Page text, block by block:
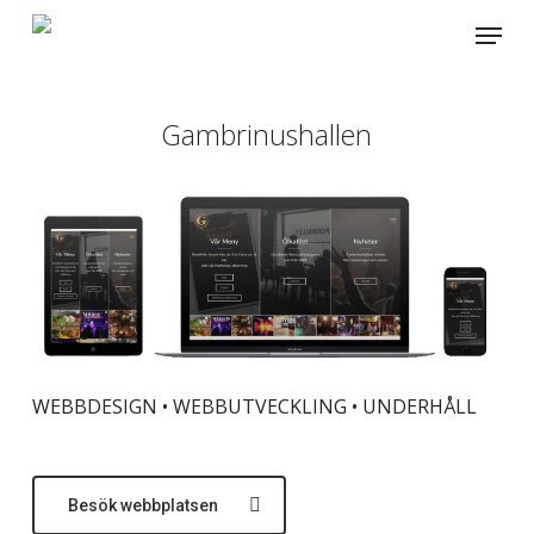
Skip
Menu
Gambrinushallen
WEBBDESIGN • WEBBUTVECKLING • UNDERHÅLL
Besök webbplatsen